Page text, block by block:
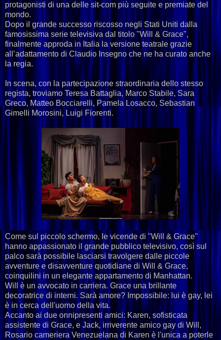
protagonisti di una delle sit-com più seguite e premiate del
mondo.
Dopo il grande successo riscosso negli Stati Uniti dalla
famosissima serie televisiva dal titolo "Will & Grace",
finalmente approda in Italia la versione teatrale grazie
all’adattamento di Claudio Insegno che ne ha curato anche
la regia.
In scena, con la partecipazione straordinaria dello stesso
regista, troviamo Teresa Battaglia, Marco Stabile, Sara
Greco, Matteo Bocciarelli, Pamela Losacco, Sebastian
Gimelli Morosini, Luigi Fiorenti.
Come sul piccolo schermo, le vicende di "Will & Grace"
hanno appassionato il grande pubblico televisivo, così sul
palco sarà possibile lasciarsi travolgere dalle piccole
avventure e disavventure quotidiane di Will & Grace,
coinquilini in un elegante appartamento di Manhattan.
Will è un avvocato in carriera. Grace una brillante
decoratrice di interni. Sarà amore? Impossibile: lui è gay, lei
è in cerca dell'uomo della vita.
Accanto ai due onnipresenti amici: Karen, sofisticata
assistente di Grace, e Jack, irriverente amico gay di Will,
Rosario cameriera Venezuelana di Karen è l'unica a poterle